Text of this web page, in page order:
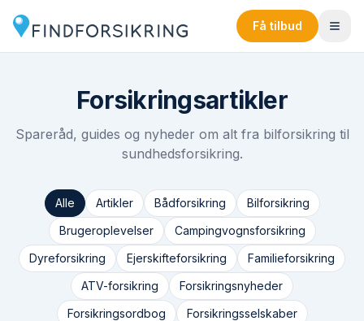
Få tilbud
Forsikringsartikler
Spareråd, guides og nyheder om alt fra bilforsikring til
sundhedsforsikring.
Alle Artikler Bådforsikring
Bilforsikring
Brugeroplevelser
Campingvognsforsikring
Dyreforsikring
Ejerskifteforsikring
Familieforsikring
ATV-forsikring
Forsikringsnyheder
Forsikringsordbog
Forsikringsselskaber